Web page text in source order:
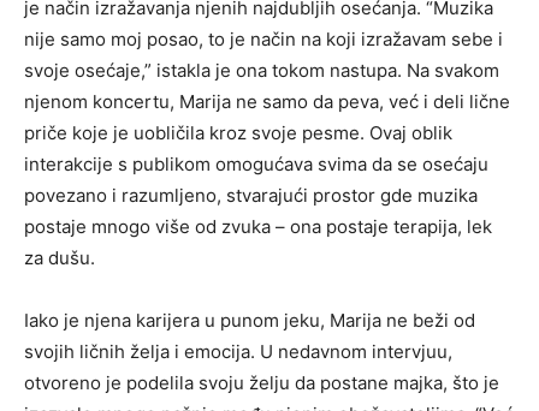
je način izražavanja njenih najdubljih osećanja. “Muzika
nije samo moj posao, to je način na koji izražavam sebe i
svoje osećaje,” istakla je ona tokom nastupa. Na svakom
njenom koncertu, Marija ne samo da peva, već i deli lične
priče koje je uobličila kroz svoje pesme. Ovaj oblik
interakcije s publikom omogućava svima da se osećaju
povezano i razumljeno, stvarajući prostor gde muzika
postaje mnogo više od zvuka – ona postaje terapija, lek
za dušu.
Iako je njena karijera u punom jeku, Marija ne beži od
svojih ličnih želja i emocija. U nedavnom intervjuu,
otvoreno je podelila svoju želju da postane majka, što je